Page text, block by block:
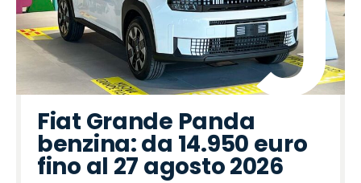
Fiat Grande Panda
benzina: da 14.950 euro
fino al 27 agosto 2026